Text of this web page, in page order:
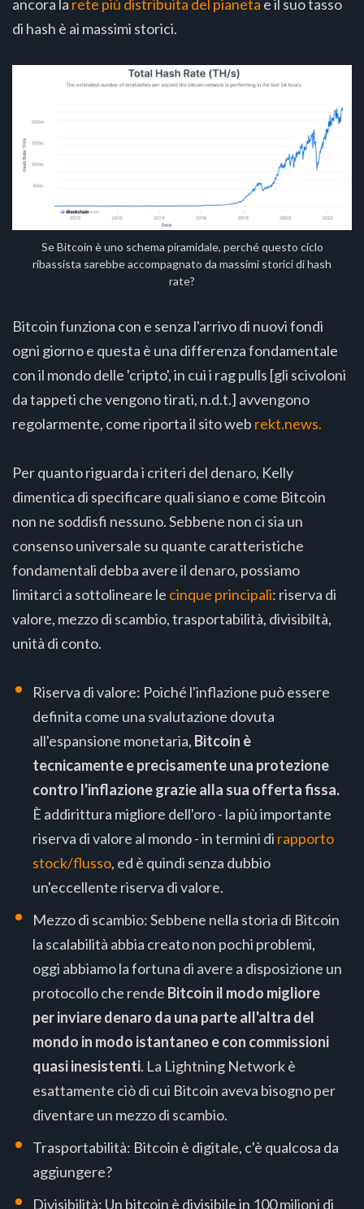
ancora la rete più distribuita del pianeta e il suo tasso
di hash è ai massimi storici.
Se Bitcoin è uno schema piramidale, perché questo ciclo
ribassista sarebbe accompagnato da massimi storici di hash
rate?
Bitcoin funziona con e senza l'arrivo di nuovi fondi
ogni giorno e questa è una differenza fondamentale
con il mondo delle 'cripto', in cui i rag pulls [gli scivoloni
da tappeti che vengono tirati, n.d.t.] avvengono
regolarmente, come riporta il sito web rekt.news.
Per quanto riguarda i criteri del denaro, Kelly
dimentica di specificare quali siano e come Bitcoin
non ne soddisfi nessuno. Sebbene non ci sia un
consenso universale su quante caratteristiche
fondamentali debba avere il denaro, possiamo
limitarci a sottolineare le cinque principali: riserva di
valore, mezzo di scambio, trasportabilità, divisibiltà,
unità di conto.
Riserva di valore: Poiché l'inflazione può essere
definita come una svalutazione dovuta
all'espansione monetaria, Bitcoin è
tecnicamente e precisamente una protezione
contro l'inflazione grazie alla sua offerta fissa.
È addirittura migliore dell'oro - la più importante
riserva di valore al mondo - in termini di rapporto
stock/flusso, ed è quindi senza dubbio
un'eccellente riserva di valore.
Mezzo di scambio: Sebbene nella storia di Bitcoin
la scalabilità abbia creato non pochi problemi,
oggi abbiamo la fortuna di avere a disposizione un
protocollo che rende Bitcoin il modo migliore
per inviare denaro da una parte all'altra del
mondo in modo istantaneo e con commissioni
quasi inesistenti. La Lightning Network è
esattamente ciò di cui Bitcoin aveva bisogno per
diventare un mezzo di scambio.
Trasportabilità: Bitcoin è digitale, c'è qualcosa da
aggiungere?
Divisibilità: Un bitcoin è divisibile in 100 milioni di